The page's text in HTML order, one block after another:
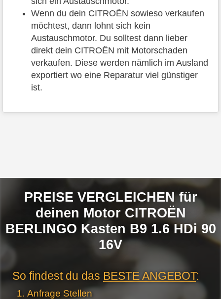
Wenn du dein CITROËN sowieso verkaufen
möchtest, dann lohnt sich kein
Austauschmotor. Du solltest dann lieber
direkt dein CITROËN mit Motorschaden
verkaufen. Diese werden nämlich im Ausland
exportiert wo eine Reparatur viel günstiger
ist.
PREISE VERGLEICHEN für
deinen Motor CITROËN
BERLINGO Kasten B9 1.6 HDi 90
16V
So findest du das BESTE ANGEBOT:
Anfrage Stellen